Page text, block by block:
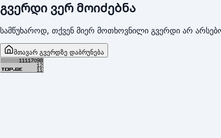
გვერდი ვერ მოიძებნა
სამწუხაროდ, თქვენ მიერ მოთხოვნილი გვერდი არ
მთავარ გვერდზე დაბრუნება